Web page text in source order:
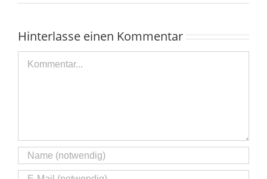
Hinterlasse einen Kommentar